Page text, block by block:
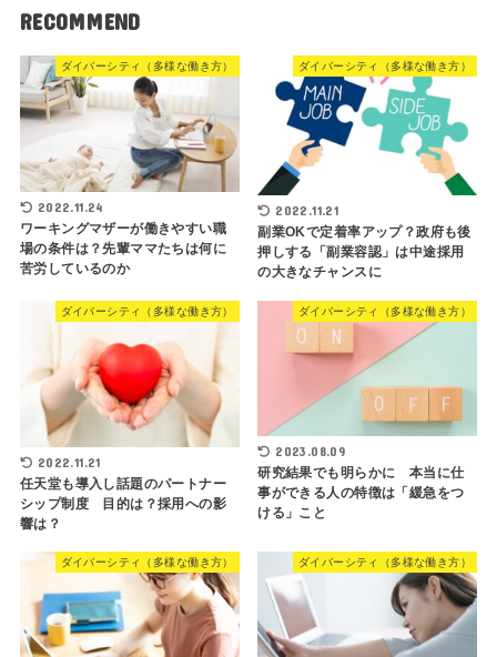
RECOMMEND
ダイバーシティ（多様な働き方）
2022.11.24
ワーキングマザーが働きやすい職
場の条件は？先輩ママたちは何に
苦労しているのか
ダイバーシティ（多様な働き方）
2022.11.21
副業OKで定着率アップ？政府も後
押しする「副業容認」は中途採用
の大きなチャンスに
ダイバーシティ（多様な働き方）
2022.11.21
任天堂も導入し話題のパートナー
シップ制度 目的は？採用への影
響は？
ダイバーシティ（多様な働き方）
2023.08.09
研究結果でも明らかに 本当に仕
事ができる人の特徴は「緩急をつ
ける」こと
ダイバーシティ（多様な働き方） ダイバーシティ（多様な働き方）